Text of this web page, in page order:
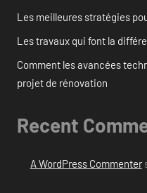
Les meilleures stratégies
Les travaux qui font la
Comment les avancées
projet de rénovation
Recent
A WordPress Commenter